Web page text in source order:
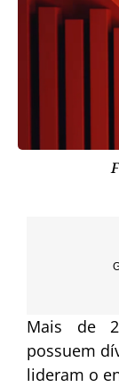
Mais de
possuem
lideram o